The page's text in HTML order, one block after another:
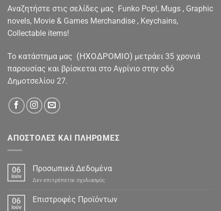
Αναζητήστε στις σελίδες μας Funko Pop!, Mugs , Graphic
novels, Movie & Games Merchandise , Keychains,
Collectable items!
To κατάστημα μας (ΗΧΟΔΡΟΜΙΟ) μετράει 35 χρονιά
παρουσίας και βρίσκεται στο Αγρίνιο στην οδό
Δημοτσελίου 27.
ΑΠΟΣΤΟΛΕΣ ΚΑΙ ΠΛΗΡΩΜΕΣ
06
Ιούν
Προσωπικά Δεδομένα
Δεν επιτρέπεται σχολιασμός
Δεδομένα
06
Ιούν
Επιστροφές Προϊόντων